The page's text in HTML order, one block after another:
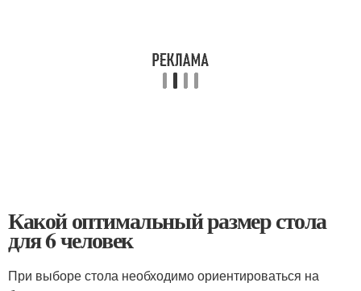
Какой оптимальный размер стола
для 6 человек
При выборе стола необходимо ориентироваться на